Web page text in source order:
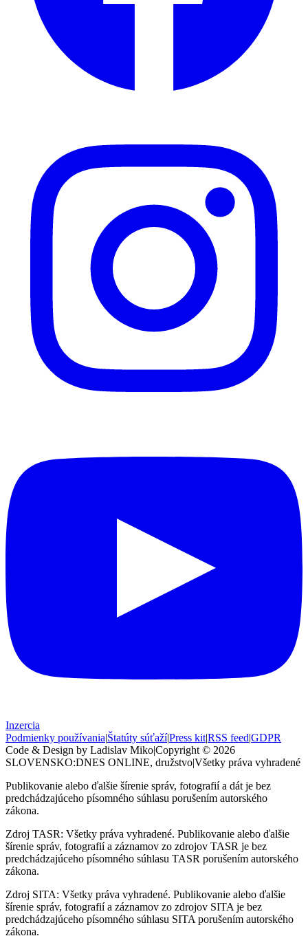
Inzercia
Podmienky používania|Štatúty súťaží|Press kit|RSS feed|GDPR
Code & Design by Ladislav Miko|Copyright © 2026
SLOVENSKO:DNES ONLINE, družstvo|Všetky práva vyhradené
Publikovanie alebo ďalšie šírenie správ, fotografií a dát je bez
predchádzajúceho písomného súhlasu porušením autorského
zákona.
Zdroj TASR: Všetky práva vyhradené. Publikovanie alebo ďalšie
šírenie správ, fotografií a záznamov zo zdrojov TASR je bez
predchádzajúceho písomného súhlasu TASR porušením autorského
zákona.
Zdroj SITA: Všetky práva vyhradené. Publikovanie alebo ďalšie
šírenie správ, fotografií a záznamov zo zdrojov SITA je bez
predchádzajúceho písomného súhlasu SITA porušením autorského
zákona.